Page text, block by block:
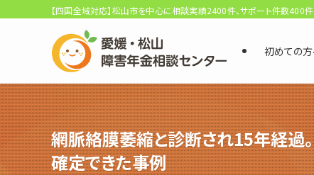
選ばれる3つの理由
初回相談料0円・受給後報酬型
サポート料金について
【四国全域対応】松山市を中心に相談実績2400件、サポート件数400
初めての
網脈絡膜萎縮と診断され15年経過
確定できた事例